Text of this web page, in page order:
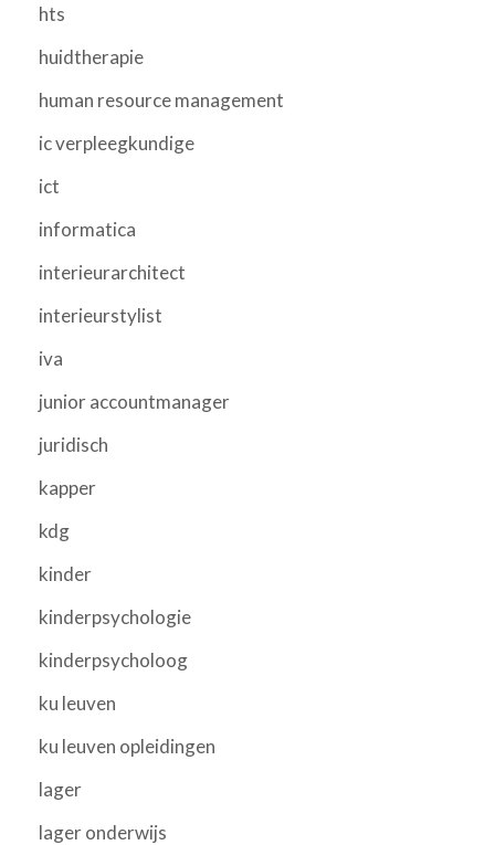
hts
huidtherapie
human resource management
ic verpleegkundige
ict
informatica
interieurarchitect
interieurstylist
iva
junior accountmanager
juridisch
kapper
kdg
kinder
kinderpsychologie
kinderpsycholoog
ku leuven
ku leuven opleidingen
lager
lager onderwijs